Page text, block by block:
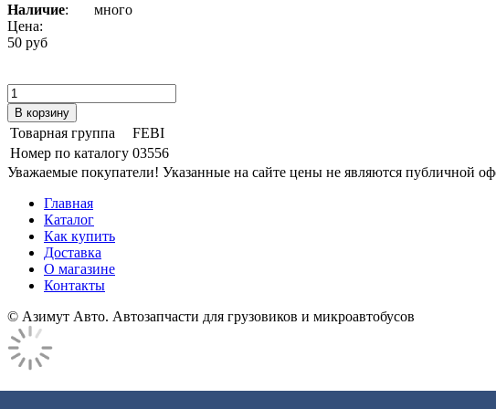
Наличие:
много
Цена:
50 руб
Товарная группа
FEBI
Номер по каталогу 03556
Уважаемые покупатели! Указанные на сайте цены не являются публичной
Главная
Каталог
Как купить
Доставка
О магазине
Контакты
© Азимут Авто. Автозапчасти для грузовиков и микроавтобусов